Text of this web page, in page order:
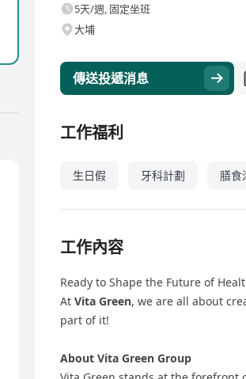
5天/週, 固定坐班
大埔
傳送投遞消息
工作福利
生日假 牙科計劃 膳食
工作內容
Ready to Shape the Future of
At Vita Green, we are all about
part of it!
About Vita Green Group